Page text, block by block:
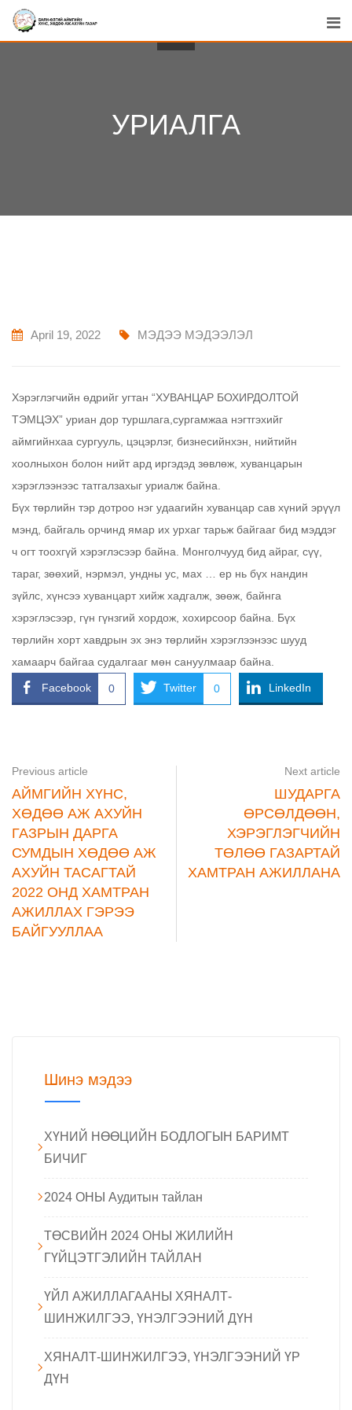
Skip
УРИАЛГА
April 19, 2022 МЭДЭЭ МЭДЭЭЛЭЛ
Хэрэглэгчийн өдрийг угтан “ХУВАНЦАР БОХИРДОЛТОЙ
ТЭМЦЭХ” уриан дор туршлага,сургамжаа нэгтгэхийг
аймгийнхаа сургууль, цэцэрлэг, бизнесийнхэн, нийтийн
хоолныхон болон нийт ард иргэдэд зөвлөж, хуванцарын
хэрэглээнээс татгалзахыг уриалж байна.
Бүх төрлийн тэр дотроо нэг удаагийн хуванцар сав хүний эрүүл
мэнд, байгаль орчинд ямар их урхаг тарьж байгааг бид мэддэг
ч огт тоохгүй хэрэглэсээр байна. Монголчууд бид айраг, сүү,
тараг, зөөхий, нэрмэл, ундны ус, мах … ер нь бүх нандин
зүйлс, хүнсээ хуванцарт хийж хадгалж, зөөж, байнга
хэрэглэсээр, гүн гүнзгий хордож, хохирсоор байна. Бүх
төрлийн хорт хавдрын эх энэ төрлийн хэрэглээнээс шууд
хамаарч байгаа судалгааг мөн сануулмаар байна.
Facebook 0 Twitter 0 LinkedIn
Previous article
АЙМГИЙН ХҮНС,
ХӨДӨӨ АЖ АХУЙН
ГАЗРЫН ДАРГА
СУМДЫН ХӨДӨӨ АЖ
АХУЙН ТАСАГТАЙ
2022 ОНД ХАМТРАН
АЖИЛЛАХ ГЭРЭЭ
БАЙГУУЛЛАА
Next article
ШУДАРГА
ӨРСӨЛДӨӨН,
ХЭРЭГЛЭГЧИЙН
ТӨЛӨӨ ГАЗАРТАЙ
ХАМТРАН АЖИЛЛАНА
Шинэ мэдээ
ХҮНИЙ НӨӨЦИЙН БОДЛОГЫН БАРИМТ
БИЧИГ
2024 ОНЫ Аудитын тайлан
ТӨСВИЙН 2024 ОНЫ ЖИЛИЙН
ГҮЙЦЭТГЭЛИЙН ТАЙЛАН
ҮЙЛ АЖИЛЛАГААНЫ ХЯНАЛТ-
ШИНЖИЛГЭЭ, ҮНЭЛГЭЭНИЙ ДҮН
ХЯНАЛТ-ШИНЖИЛГЭЭ, ҮНЭЛГЭЭНИЙ ҮР
ДҮН